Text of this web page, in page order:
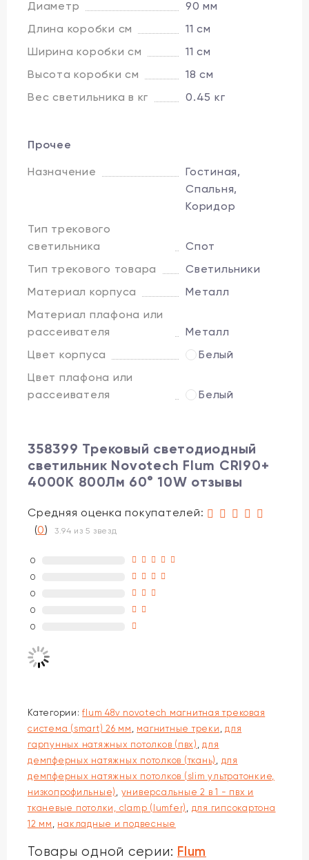
Диаметр
90 мм
Длина коробки см
11 см
Ширина коробки см
11 см
Высота коробки см
18 см
Вес светильника в кг
0.45 кг
Прочее
Назначение
Гостиная,
Спальня,
Коридор
Тип трекового
светильника
Спот
Тип трекового товара
Светильники
Материал корпуса
Металл
Материал плафона или
рассеивателя
Металл
Цвет корпуса
Белый
Цвет плафона или
рассеивателя
Белый
358399 Трековый светодиодный
светильник Novotech Flum CRI90+
4000К 800Лм 60° 10W отзывы
Средняя оценка покупателей:
(0)3.94 из 5 звезд
0
0
0
0
0
Категории:flum 48v novotech магнитная трековая
система (smart) 26 мм
магнитные треки
для
гарпунных натяжных потолков (пвх)
для
демпферных натяжных потолков (ткань)
для
демпферных натяжных потолков (slim ультратонкие,
низкопрофильные)
универсальные 2 в 1 - пвх и
тканевые потолки, clamp (lumfer)
для гипсокартона
12 мм
накладные и подвесные
Товары одной серии: Flum